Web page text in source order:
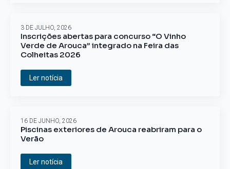
Inscrições abertas para concurso “O Vinho
Verde de Arouca” integrado na Feira das
Colheitas 2026
3 DE JULHO, 2026
Ler notícia
Piscinas exteriores de Arouca reabriram para o
Verão
16 DE JUNHO, 2026
Ler notícia